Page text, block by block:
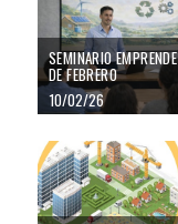
SEMINARIO
DE FEBRERO
10/02/26
La exposición